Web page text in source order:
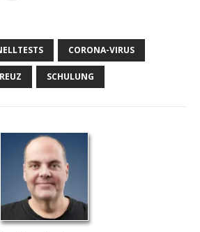
CORONA-VIRUS
SCHULUNG